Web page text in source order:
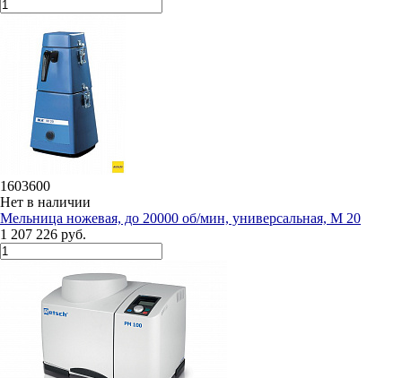
1603600
Нет в наличии
Мельница ножевая, до 20000 об/мин, универсальная, М 20
1 207 226 руб.